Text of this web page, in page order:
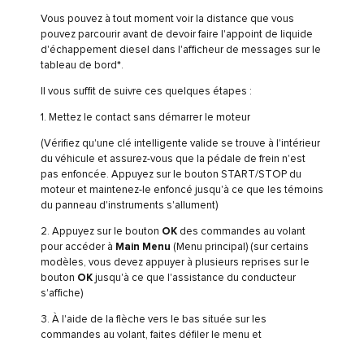
Vous pouvez à tout moment voir la distance que vous
pouvez parcourir avant de devoir faire l'appoint de liquide
d'échappement diesel dans l'afficheur de messages sur le
tableau de bord*.
Il vous suffit de suivre ces quelques étapes :
1. Mettez le contact sans démarrer le moteur
(Vérifiez qu'une clé intelligente valide se trouve à l'intérieur
du véhicule et assurez-vous que la pédale de frein n'est
pas enfoncée. Appuyez sur le bouton START/STOP du
moteur et maintenez-le enfoncé jusqu'à ce que les témoins
du panneau d'instruments s'allument)
2. Appuyez sur le bouton OK des commandes au volant
pour accéder à Main Menu (Menu principal) (sur certains
modèles, vous devez appuyer à plusieurs reprises sur le
bouton OK jusqu'à ce que l'assistance du conducteur
s'affiche)
3. À l'aide de la flèche vers le bas située sur les
commandes au volant, faites défiler le menu et